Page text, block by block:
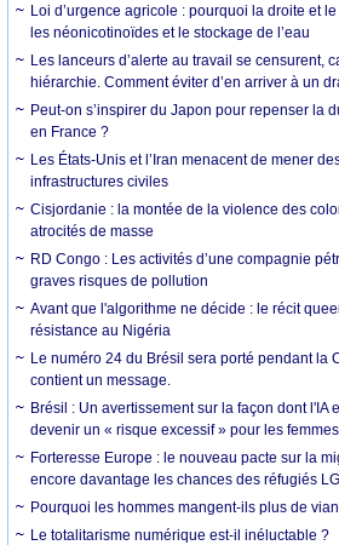
Loi d’urgence agricole : pourquoi la droite et
les néonicotinoïdes et le stockage de l’eau
Les lanceurs d’alerte au travail se censurent,
hiérarchie. Comment éviter d’en arriver à un
Peut-on s’inspirer du Japon pour repenser la
en France ?
Les États-Unis et l’Iran menacent de mener
infrastructures civiles
Cisjordanie : la montée de la violence des
atrocités de masse
RD Congo : Les activités d’une compagnie
graves risques de pollution
Avant que l'algorithme ne décide : le récit
résistance au Nigéria
Le numéro 24 du Brésil sera porté pendant la
contient un message.
Brésil : Un avertissement sur la façon dont l'IA
devenir un « risque excessif » pour les
Forteresse Europe : le nouveau pacte sur la
encore davantage les chances des réfugiés
Pourquoi les hommes mangent-ils plus de
Le totalitarisme numérique est-il inéluctable ?